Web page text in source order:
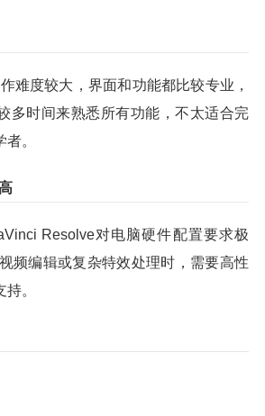
难度较大，界面和功能都比较专业，
多时间来熟悉所有功能，不太适合完
。
Resolve对电脑硬件配置要求极
频编辑或复杂特效处理时，需要高性
。